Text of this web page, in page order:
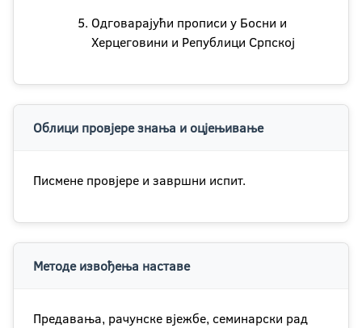
Одговарајући прописи у Босни и
Херцеговини и Републици Српској
Облици провјере знања и оцјењивање
Писмене провјере и завршни испит.
Методе извођења наставе
Предавања, рачунске вјежбе, семинарски рад